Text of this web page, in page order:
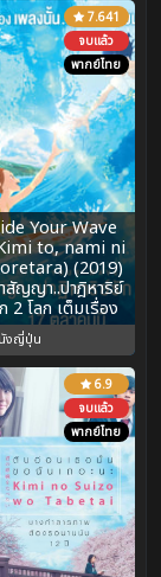
7.641
จบแล้ว
พากย์ไทย
Your Wave
to, nami ni
(2019)
สัญญา..ปาฎิหาริย์
2 โลก เต็มเรื่อง
งญี่ปุ่น
6.9
จบแล้ว
พากย์ไทย